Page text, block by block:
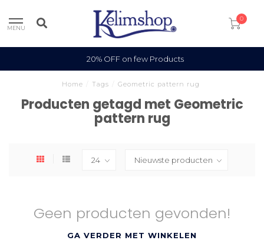
MENU
0
20% OFF on few Products
Home Tags Geometric pattern rug
Producten getagd met Geometric
pattern rug
Geen producten gevonden!
GA VERDER MET WINKELEN